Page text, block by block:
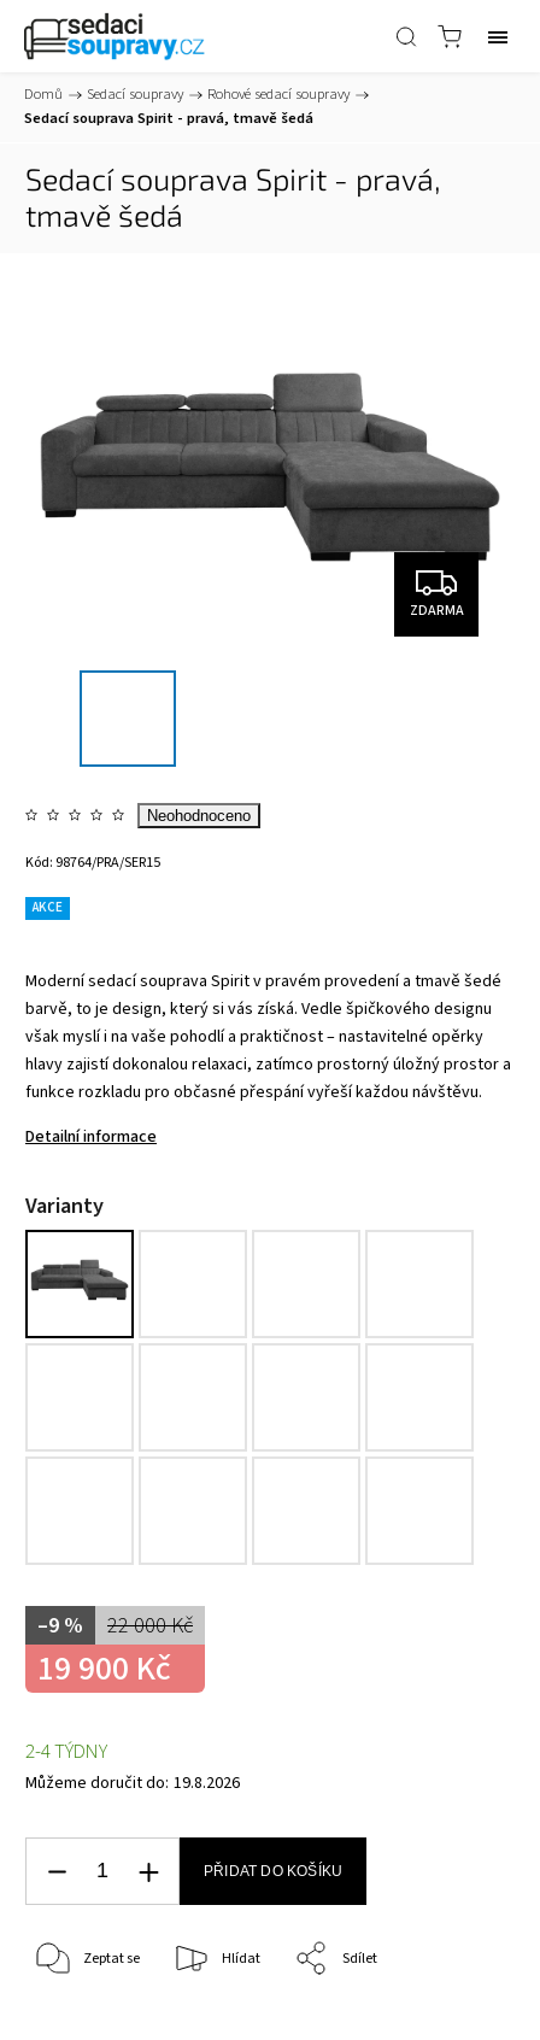
Domů / Sedací soupravy / Rohové sedací soupravy /
Sedací souprava Spirit - pravá, tmavě šedá
Sedací souprava Spirit - pravá,
tmavě šedá
ZDARMA
Neohodnoceno
Kód: 98764/PRA/SER15
AKCE
Moderní sedací souprava Spirit v pravém provedení a tmavě šedé
barvě, to je design, který si vás získá. Vedle špičkového designu
však myslí i na vaše pohodlí a praktičnost – nastavitelné opěrky
hlavy zajistí dokonalou relaxaci, zatímco prostorný úložný prostor a
funkce rozkladu pro občasné přespání vyřeší každou návštěvu.
Detailní informace
Varianty
22 000 Kč
–9 %
19 900 Kč
2-4 TÝDNY
Můžeme doručit do: 19.8.2026
PŘIDAT DO KOŠÍKU
Zeptat se Hlídat Sdílet